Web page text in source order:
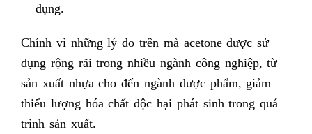
dụng.
Chính vì những lý do trên mà acetone được sử
dụng rộng rãi trong nhiều ngành công nghiệp, từ
sản xuất nhựa cho đến ngành dược phẩm, giảm
thiểu lượng hóa chất độc hại phát sinh trong quá
trình sản xuất.